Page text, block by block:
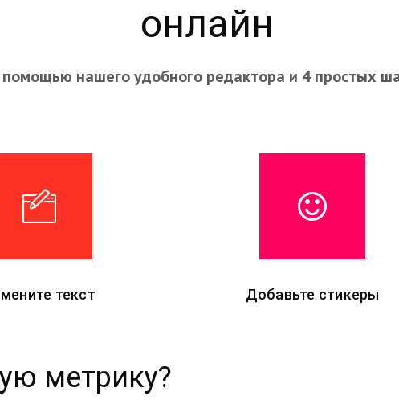
онлайн
нашего удобного редактора и 4 простых
текст Добавьте стикеры
метрику?